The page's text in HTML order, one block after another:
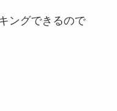
ングできるので